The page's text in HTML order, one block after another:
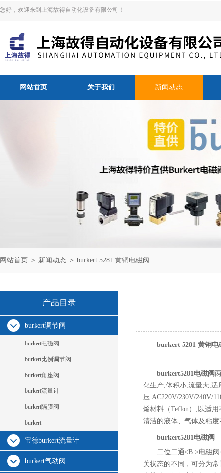
您好，欢迎来到上海故得自动化设备有限公司！
网站首页 关于我们 新闻动态
网站首页 ＞ 新闻动态 ＞ burkert 5281 黄铜电磁阀
产品目录
burkert调节阀
burkert电磁阀
burkert比例调节阀
burkert角座阀
burkert流量计
burkert隔膜阀
burkert
宝德burkert流量计
burkert气动阀
burkert 5281 黄铜电
burkert5281电磁阀
化生产,体积小,流量大,适
压:AC220V/230V/240V/
烯材料（Teflon）,以适
清洁的液体、气体及粘
burkert5281电磁阀
二位二通<B >电磁
关状态的不同，可分为